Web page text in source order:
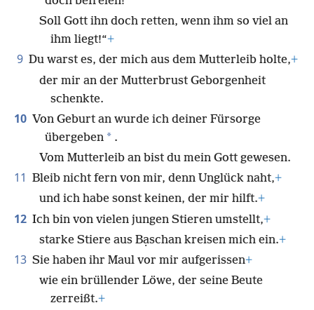
Soll Gott ihn doch retten, wenn ihm so viel an
ihm liegt!“+
9 Du warst es, der mich aus dem Mutterleib holte,+
der mir an der Mutterbrust Geborgenheit
schenkte.
10 Von Geburt an wurde ich deiner Fürsorge
übergeben * .
Vom Mutterleib an bist du mein Gott gewesen.
11 Bleib nicht fern von mir, denn Unglück naht,+
und ich habe sonst keinen, der mir hilft.+
12 Ich bin von vielen jungen Stieren umstellt,+
starke Stiere aus Bạschan kreisen mich ein.+
13 Sie haben ihr Maul vor mir aufgerissen+
wie ein brüllender Löwe, der seine Beute
zerreißt.+